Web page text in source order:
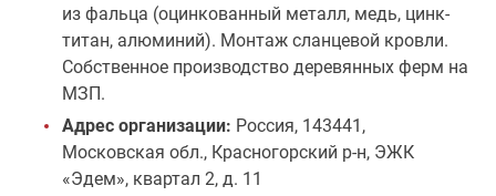
из фальца (оцинкованный металл, медь, цинк-
титан, алюминий). Монтаж сланцевой кровли.
Собственное производство деревянных ферм на
МЗП.
Адрес организации: Россия, 143441,
Московская обл., Красногорский р-н, ЭЖК
«Эдем», квартал 2, д. 11